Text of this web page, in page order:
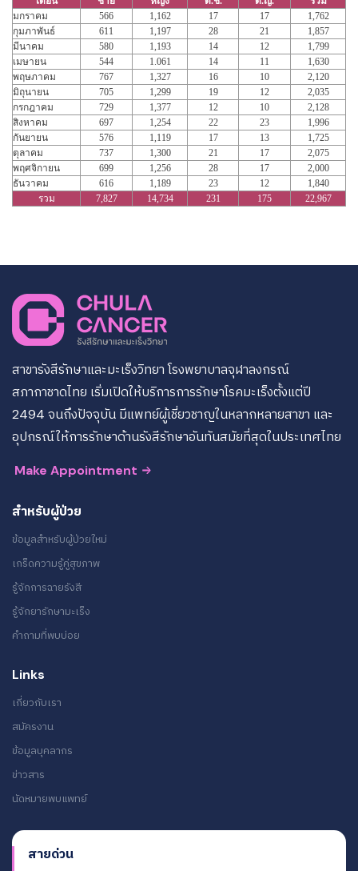
มกราคม
566 1,162 17 17
1,762
กุมภาพันธ์
611 1,197 28 21
1,857
มีนาคม
580 1,193 14 12
1,799
เมษายน
544 1.061 14 11
1,630
พฤษภาคม
767 1,327 16 10
2,120
มิถุนายน
705 1,299 19 12
2,035
กรกฎาคม
729 1,377 12 10
2,128
สิงหาคม
697 1,254 22 23
1,996
กันยายน
576 1,119 17 13
1,725
ตุลาคม
737 1,300 21 17
2,075
พฤศจิกายน
699 1,256 28 17
2,000
ธันวาคม
616 1,189 23 12
1,840
รวม
7,827 14,734 231 175 22,967
สาขารังสีรักษาและมะเร็งวิทยา โรงพยาบาลจุฬาลงกรณ์
สภากาชาดไทย เริ่มเปิดให้บริการการรักษาโรคมะเร็งตั้งแต่ปี
2494 จนถึงปัจจุบัน มีแพทย์ผู้เชี่ยวชาญในหลากหลายสาขา และ
อุปกรณ์ให้การรักษาด้านรังสีรักษาอันทันสมัยที่สุดในประเทศไทย
Make Appointment
สำหรับผู้ป่วย
ข้อมูลสำหรับผู้ป่วยใหม่
เกร็ดความรู้คู่สุขภาพ
รู้จักการฉายรังสี
รู้จักยารักษามะเร็ง
คำถามที่พบบ่อย
Links
เกี่ยวกับเรา
สมัครงาน
ข้อมูลบุคลากร
ข่าวสาร
นัดหมายพบแพทย์
สายด่วน